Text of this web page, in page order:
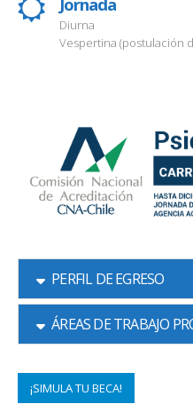
Diurna
Vespertina (postulación
PERFIL DE EGRESO
ÁREAS DE TRABAJO
¡SIMULA TU BECA!